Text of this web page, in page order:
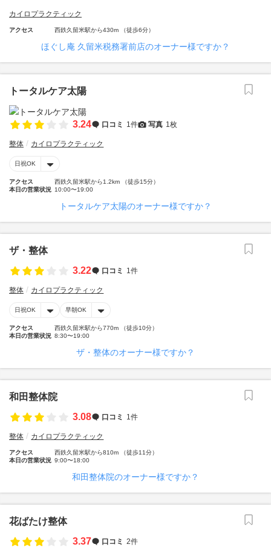
カイロプラクティック
アクセス 西鉄久留米駅から430m （徒歩6分）
ほぐし庵 久留米税務署前店のオーナー様ですか？
トータルケア太陽
3.24 口コミ 1件 写真 1枚
整体 カイロプラクティック
日祝OK
アクセス
西鉄久留米駅から1.2km （徒歩15分）
本日の営業状況 10:00〜19:00
トータルケア太陽のオーナー様ですか？
ザ・整体
3.22
口コミ 1件
整体 カイロプラクティック
日祝OK 早朝OK
アクセス
西鉄久留米駅から770m （徒歩10分）
本日の営業状況 8:30〜19:00
ザ・整体のオーナー様ですか？
和田整体院
3.08
口コミ 1件
整体 カイロプラクティック
アクセス
西鉄久留米駅から810m （徒歩11分）
本日の営業状況 9:00〜18:00
和田整体院のオーナー様ですか？
花ばたけ整体
3.37
口コミ 2件